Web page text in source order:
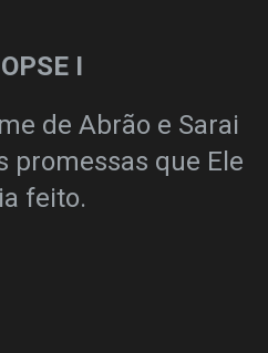
I
de Abrão e Sarai
promessas que Ele
feito.